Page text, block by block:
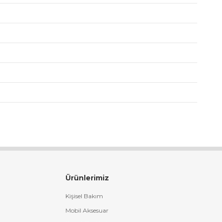
Ürünlerimiz
Kişisel Bakım
Mobil Aksesuar